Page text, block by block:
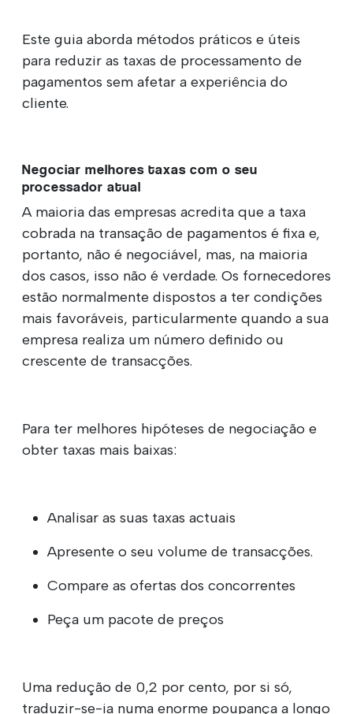
Este guia aborda métodos práticos e úteis
para reduzir as taxas de processamento de
pagamentos sem afetar a experiência do
cliente.
Negociar melhores taxas com o seu
processador atual
A maioria das empresas acredita que a taxa
cobrada na transação de pagamentos é fixa e,
portanto, não é negociável, mas, na maioria
dos casos, isso não é verdade. Os fornecedores
estão normalmente dispostos a ter condições
mais favoráveis, particularmente quando a sua
empresa realiza um número definido ou
crescente de transacções.
Para ter melhores hipóteses de negociação e
obter taxas mais baixas:
Analisar as suas taxas actuais
Apresente o seu volume de transacções.
Compare as ofertas dos concorrentes
Peça um pacote de preços
Uma redução de 0,2 por cento, por si só,
traduzir-se-ia numa enorme poupança a longo